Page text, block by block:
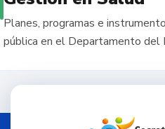
Planes, programas e
pública en el Departamento del